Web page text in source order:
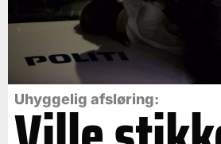
Uhyggelig afsløring: